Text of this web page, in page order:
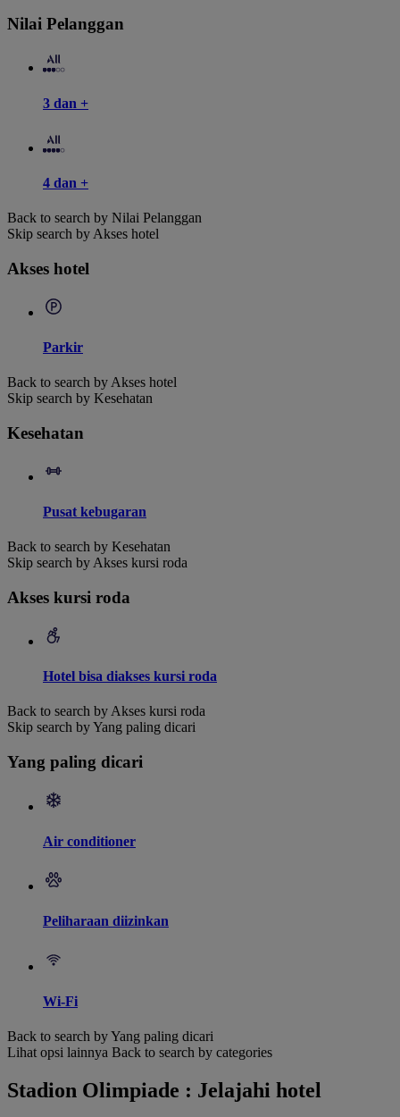
Nilai Pelanggan
3 dan +
4 dan +
Back to search by Nilai Pelanggan
Skip search by Akses hotel
Akses hotel
Parkir
Back to search by Akses hotel
Skip search by Kesehatan
Kesehatan
Pusat kebugaran
Back to search by Kesehatan
Skip search by Akses kursi roda
Akses kursi roda
Hotel bisa diakses kursi roda
Back to search by Akses kursi roda
Skip search by Yang paling dicari
Yang paling dicari
Air conditioner
Peliharaan diizinkan
Wi-Fi
Back to search by Yang paling dicari
Lihat opsi lainnya Back to search by categories
Stadion Olimpiade : Jelajahi hotel